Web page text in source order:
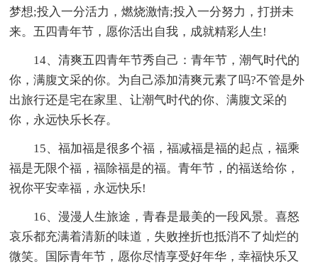
梦想;投入一分活力，燃烧激情;投入一分努力，打拼未
来。五四青年节，愿你活出自我，成就精彩人生!
14、清爽五四青年节秀自己：青年节，潮气时代的
你，满腹文采的你。为自己添加清爽元素了吗?不管是外
出旅行还是宅在家里、让潮气时代的你、满腹文采的
你，永远快乐长存。
15、福加福是很多个福，福减福是福的起点，福乘
福是无限个福，福除福是的福。青年节，的福送给你，
祝你平安幸福，永远快乐!
16、漫漫人生旅途，青春是最美的一段风景。喜怒
哀乐都充满着清新的味道，失败挫折也抵消不了灿烂的
微笑。国际青年节，愿你尽情享受好年华，幸福快乐又